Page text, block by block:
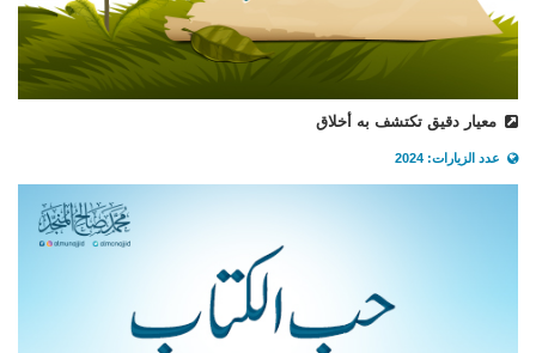
معيار دقيق تكتشف به أخلاق
عدد الزيارات: 2024